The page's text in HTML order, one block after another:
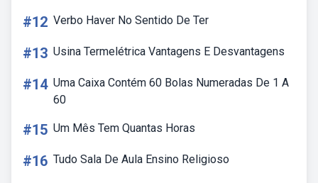
#12 Verbo Haver No Sentido De Ter
#13 Usina Termelétrica Vantagens E Desvantagens
#14 Uma Caixa Contém 60 Bolas Numeradas De 1 A
60
#15 Um Mês Tem Quantas Horas
#16 Tudo Sala De Aula Ensino Religioso